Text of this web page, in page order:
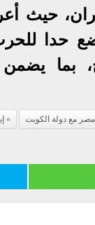
حدا للحرب
بما
مع دولة الكويت